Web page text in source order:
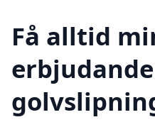
Få alltid